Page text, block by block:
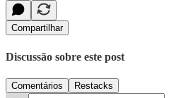
Compartilhar
Discussão sobre este post
Comentários Restacks